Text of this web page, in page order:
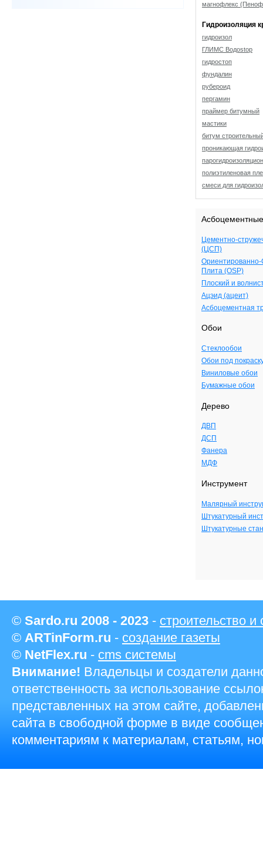
магнофлекс
Гидроизоляция
гидроизол
ГЛИМС Водоstop
гидростоп
фундалин
рубероид
пергамин
праймер битумный
мастики
битум
проникающая
полиэтиленовая
смеси для
Цементно-
(ЦСП)
Плита (OSP)
Плоский и
Ацэид (ацеит)
Асбоцементная
Обои
Стеклообои
Обои под
Виниловые обои
Бумажные обои
Дерево
ДВП
ДСП
Фанера
МДФ
Инструмент
Малярный
Штукатурный
Штукатурные
© Sardo.ru 2008 - 2023 - строительство
© ARTinForm.ru - создание газеты
© NetFlex.ru - cms системы
Внимание! Владельцы и создатели
ответственность за использование
представленных на этом сайте,
сайта в свободной форме в виде
комментариям к материалам, статьям,